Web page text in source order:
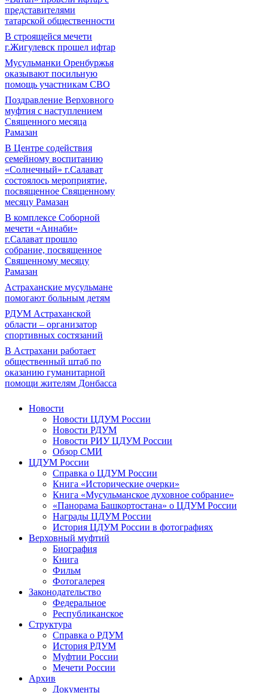
представителями
татарской общественности
В строящейся мечети
г.Жигулевск прошел ифтар
Мусульманки Оренбуржья
оказывают посильную
помощь участникам СВО
Поздравление Верховного
муфтия с наступлением
Священного месяца
Рамазан
В Центре содействия
семейному воспитанию
«Солнечный» г.Салават
состоялось мероприятие,
посвященное Священному
месяцу Рамазан
В комплексе Соборной
мечети «Аннаби»
г.Салават прошло
собрание, посвященное
Священному месяцу
Рамазан
Астраханские мусульмане
помогают больным детям
РДУМ Астраханской
области – организатор
спортивных состязаний
В Астрахани работает
общественный штаб по
оказанию гуманитарной
помощи жителям Донбасса
Новости
Новости ЦДУМ России
Новости РДУМ
Новости РИУ ЦДУМ России
Обзор СМИ
ЦДУМ России
Справка о ЦДУМ России
Книга «Исторические очерки»
Книга «Мусульманское духовное собрание»
«Панорама Башкортостана» о ЦДУМ России
Награды ЦДУМ России
История ЦДУМ России в фотографиях
Верховный муфтий
Биография
Книга
Фильм
Фотогалерея
Законодательство
Федеральное
Республиканское
Структура
Справка о РДУМ
История РДУМ
Муфтии России
Мечети России
Архив
Документы